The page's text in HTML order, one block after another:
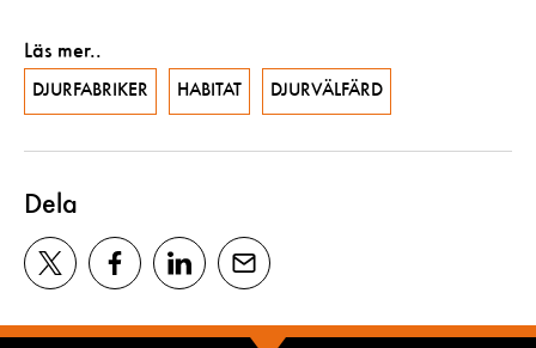
Läs mer..
DJURFABRIKER HABITAT DJURVÄLFÄRD
Dela